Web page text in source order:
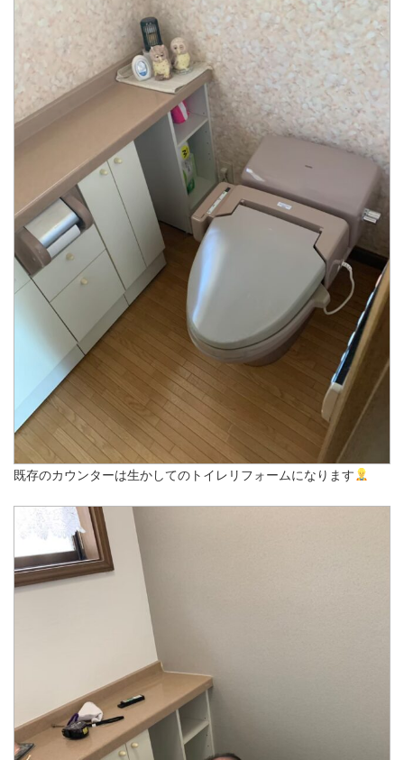
既存のカウンターは生かしてのトイレリフォームになります